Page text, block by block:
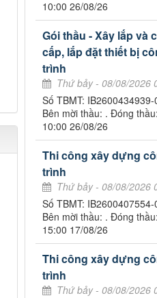
10:00 26/08/26
Gói thầu - Xây lắp và
cấp, lắp đặt thiết bị
trình
Thứ bảy - 08/08/2026
Số TBMT: IB2600434939-
Bên mời thầu: . Đóng thầu:
10:00 26/08/26
Thi công xây dựng
trình
Thứ bảy - 08/08/2026
Số TBMT: IB2600407554-
Bên mời thầu: . Đóng thầu:
15:00 17/08/26
Thi công xây dựng
trình
Thứ bảy - 08/08/2026